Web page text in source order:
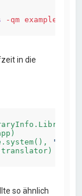
-qm example_de
in die
so ähnlich